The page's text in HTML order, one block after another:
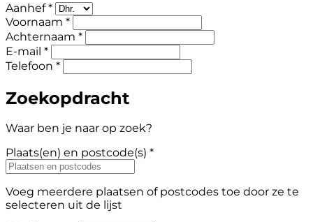
Aanhef *
Voornaam *
Achternaam *
E-mail *
Telefoon *
Zoekopdracht
Waar ben je naar op zoek?
Plaats(en) en postcode(s) *
Voeg meerdere plaatsen of postcodes toe door ze te
selecteren uit de lijst